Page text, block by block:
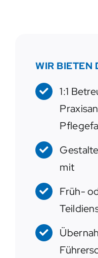
WIR BIETEN
1:1
mit
Früh-